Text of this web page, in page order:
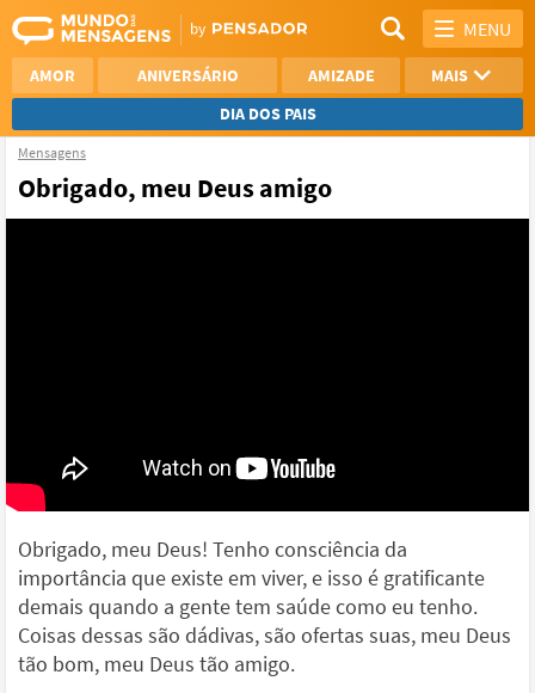
MENU
AMOR ANIVERSÁRIO AMIZADE
MAIS
DIA DOS PAIS
REFLEXÃO
SAUDADE
OTIMISMO
Mensagens
Obrigado, meu Deus amigo
Obrigado, meu Deus! Tenho consciência da
importância que existe em viver, e isso é gratificante
demais quando a gente tem saúde como eu tenho.
Coisas dessas são dádivas, são ofertas suas, meu Deus
tão bom, meu Deus tão amigo.